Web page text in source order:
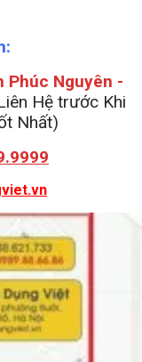
Phúc Nguyên -
Hệ trước Khi
Nhất)